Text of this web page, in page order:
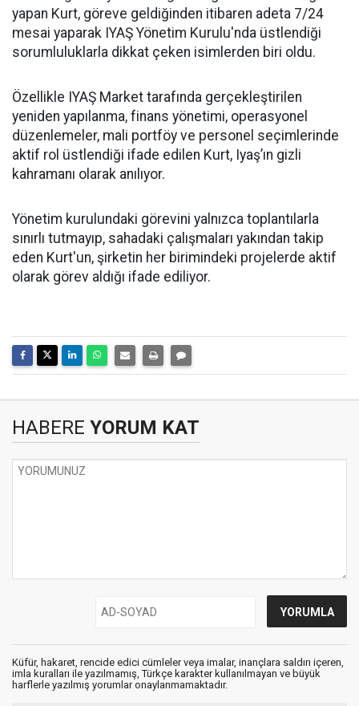
yapan Kurt, göreve geldiğinden itibaren adeta 7/24
mesai yaparak IYAŞ Yönetim Kurulu'nda üstlendiği
sorumluluklarla dikkat çeken isimlerden biri oldu.
Özellikle IYAŞ Market tarafında gerçekleştirilen
yeniden yapılanma, finans yönetimi, operasyonel
düzenlemeler, mali portföy ve personel seçimlerinde
aktif rol üstlendiği ifade edilen Kurt, Iyaş’ın gizli
kahramanı olarak anılıyor.
Yönetim kurulundaki görevini yalnızca toplantılarla
sınırlı tutmayıp, sahadaki çalışmaları yakından takip
eden Kurt'un, şirketin her birimindeki projelerde aktif
olarak görev aldığı ifade ediliyor.
HABERE YORUM KAT
Küfür, hakaret, rencide edici cümleler veya imalar, inançlara saldırı içeren,
imla kuralları ile yazılmamış, Türkçe karakter kullanılmayan ve büyük
harflerle yazılmış yorumlar onaylanmamaktadır.